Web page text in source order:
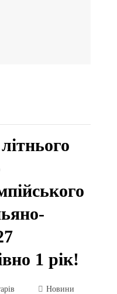
1 рік!
Новини